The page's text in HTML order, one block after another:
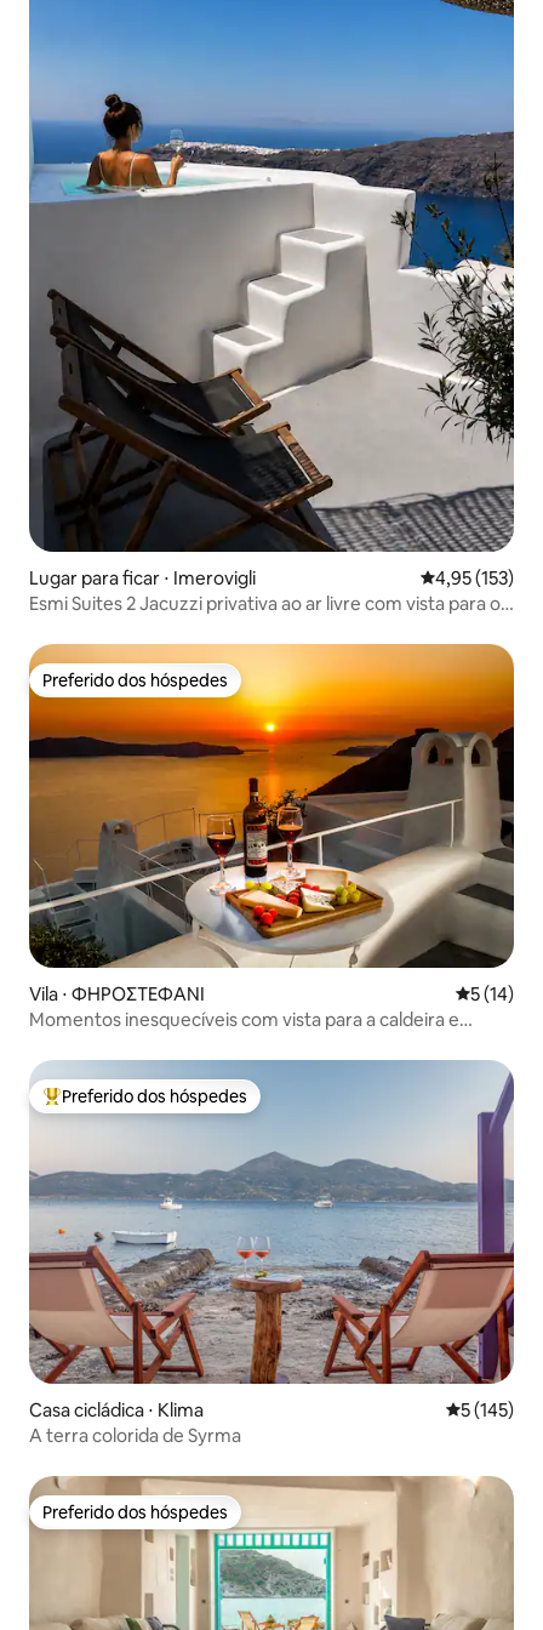
Lugar para ficar ⋅ Imerovigli 4,95 de uma
4,95 (153)
Esmi Suites 2 Jacuzzi privativa ao ar livre com vista para o
Preferido dos hóspedes
Preferido dos hóspedes
Vila ⋅ ΦΗΡΟΣΤΕΦΑΝΙ 5 de uma
5 (14)
Momentos inesquecíveis com vista para a caldeira e
Entre os melhores preferidos dos hóspedes
Preferido dos hóspedes
Casa cicládica ⋅ Klima 5 de uma
5 (145)
A terra colorida de Syrma
Preferido dos hóspedes
Preferido dos hóspedes